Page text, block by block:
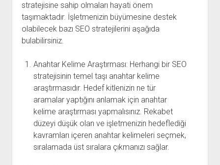
stratejisine sahip olmaları hayati önem
taşımaktadır. İşletmenizin büyümesine destek
olabilecek bazı SEO stratejilerini aşağıda
bulabilirsiniz.
Anahtar Kelime Araştırması: Herhangi bir SEO
stratejisinin temel taşı anahtar kelime
araştırmasıdır. Hedef kitlenizin ne tür
aramalar yaptığını anlamak için anahtar
kelime araştırması yapmalısınız. Rekabet
düzeyi düşük olan ve işletmenizin hedeflediği
kavramları içeren anahtar kelimeleri seçmek,
sıralamada üst sıralara çıkmanızı sağlar.